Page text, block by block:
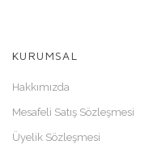
KURUMSAL
Hakkımızda
Mesafeli Satış Sözleşmesi
Üyelik Sözleşmesi